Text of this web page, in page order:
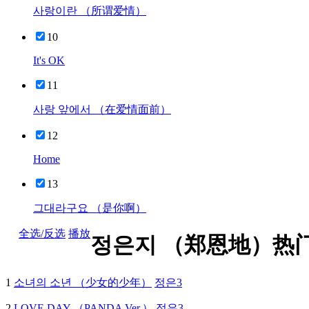
사랑이란 （所谓爱情）
10
It's OK
11
사랑 앞에서 （在爱情面前）
12
Home
13
그대라구요 （是你啊）
全选/反选 播放정은지 （郑恩地）热
1 소녀의 소년 （少女的少年） 정은3